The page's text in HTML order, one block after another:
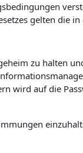
gelten die
zu halten
wird auf die